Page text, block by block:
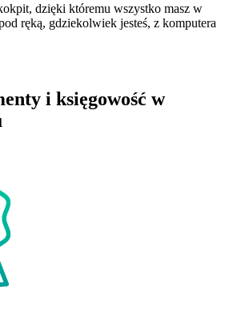
dzięki któremu wszystko masz w
ręką, gdziekolwiek jesteś, z komputera
i księgowość w